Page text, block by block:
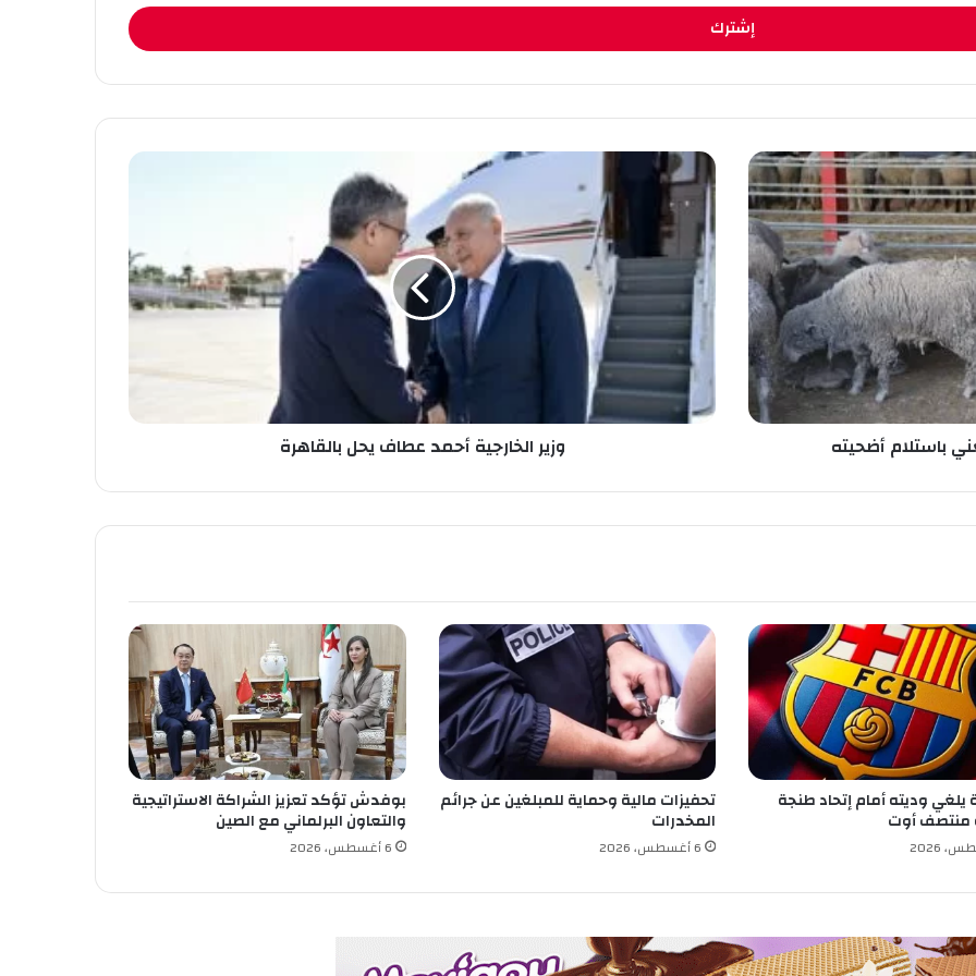
أضحيته
و
ز
ر
ا
خ
ي
ة
ع
ف
ح
ل
ب
ا
ل
ا
ه
ر
ة
وزير الخارجية أحمد عطاف يحل بالقاهرة
يلغي وديته أمام إتحاد طنجة
منتصف أوت
تحفيزات مالية وحماية للمبلغين عن جرائم
المخدرات
6 أغسطس، 2026
بوفدش تؤكد تعزيز الشراكة الاستراتيجية
والتعاون البرلماني مع الصين
6 أغسطس، 2026